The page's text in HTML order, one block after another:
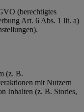
(berechtigtes
Art. 6 Abs. 1 lit. a)
(z. B.
mit Nutzern
Inhalten (z. B. Stories,